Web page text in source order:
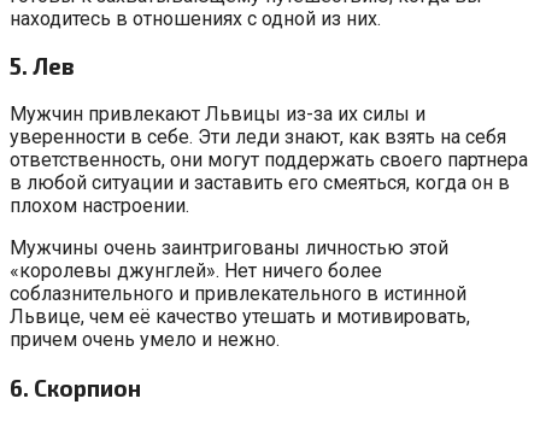
находитесь в отношениях с одной из них.
5. Лев
Мужчин привлекают Львицы из-за их силы и
уверенности в себе. Эти леди знают, как взять на себя
ответственность, они могут поддержать своего партнера
в любой ситуации и заставить его смеяться, когда он в
плохом настроении.
Мужчины очень заинтригованы личностью этой
«королевы джунглей». Нет ничего более
соблазнительного и привлекательного в истинной
Львице, чем её качество утешать и мотивировать,
причем очень умело и нежно.
6. Скорпион